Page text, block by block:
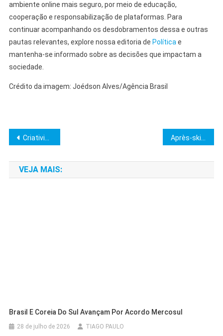
ambiente online mais seguro, por meio de educação,
cooperação e responsabilização de plataformas. Para
continuar acompanhando os desdobramentos dessa e outras
pautas relevantes, explore nossa editoria de Políticae
mantenha-se informado sobre as decisões que impactam a
sociedade.
Crédito da imagem: Joédson Alves/Agência Brasil
Navegação
de
Post
Criatividade nos Negócios: Estratégias Essenciais para Inovar Après-ski em Andorra: Casa Serras Define Novo Padrão de Luxo
VEJA MAIS:
Brasil E Coreia Do Sul Avançam Por Acordo Mercosul
28 de julho de 2026 TIAGO PAULO